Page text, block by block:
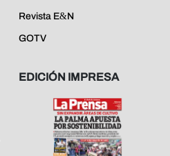
Revista E&N
GOTV
EDICIÓN IMPRESA